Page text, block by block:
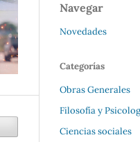
Navegar
Novedades
Categorías
Obras Generales
Filosofía y
Ciencias sociales